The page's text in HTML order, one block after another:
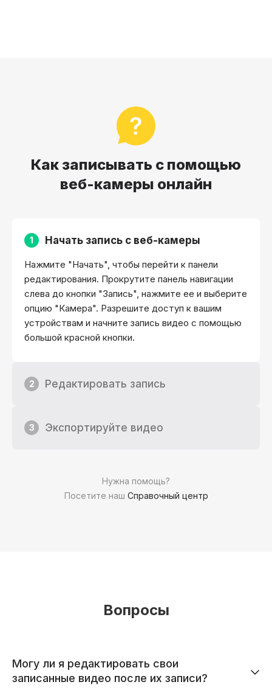
Как записывать с помощью
веб-камеры онлайн
Нужна помощь?
Посетите наш Справочный центр
1 Начать запись с веб-камеры
Нажмите "Начать", чтобы перейти к панели
редактирования. Прокрутите панель навигации
слева до кнопки "Запись", нажмите ее и выберите
опцию "Камера". Разрешите доступ к вашим
устройствам и начните запись видео с помощью
большой красной кнопки.
2 Редактировать запись
3 Экспортируйте видео
Вопросы
Могу ли я редактировать свои
записанные видео после их записи?